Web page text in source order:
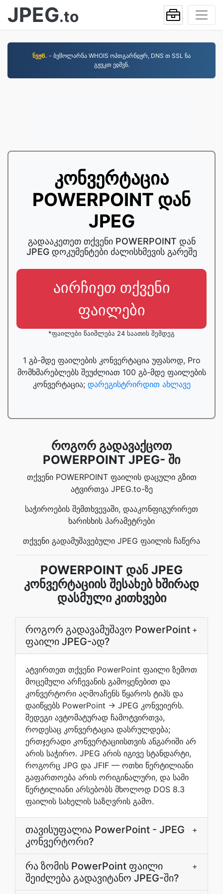
JPEG.to
ნვჟ6. - ბვჱოლარნა WHOIS ოპთგარნჲჟრ, DNS თ SSL ნა
გჟვკთ ეჲმვნ.
კონვერტაცია
POWERPOINT დან
JPEG
გადააკეთეთ თქვენი POWERPOINT დან
JPEG დოკუმენტები ძალისხმევის გარეშე
აირჩიეთ თქვენი
ფაილები
*ფაილები წაიშლება 24 საათის შემდეგ
1 გბ-მდე ფაილების კონვერტაცია უფასოდ, Pro
მომხმარებლებს შეუძლიათ 100 გბ-მდე ფაილების
კონვერტაცია; დარეგისტრირდით ახლავე
როგორ გადავაქცოთ
POWERPOINT JPEG- ში
თქვენი POWERPOINT ფაილის დაცული გზით
ატვირთვა JPEG.to-ზე
საჭიროების შემთხვევაში, დააკონფიგურირეთ
ხარისხის პარამეტრები
თქვენი გადამუშავებული JPEG ფაილის ჩაწერა
POWERPOINT დან JPEG
კონვერტაციის შესახებ ხშირად
დასმული კითხვები
როგორ გადავამუშავო PowerPoint
ფაილი JPEG-ად?
+
ატვირთეთ თქვენი PowerPoint ფაილი ზემოთ
მოცემული არჩევანის გამოყენებით და
კონვერტორი აღმოაჩენს წყაროს ტიპს და
დაიწყებს PowerPoint → JPEG კონვეიერს.
შედეგი ავტომატურად ჩამოტვირთვა,
როდესაც კონვერტაცია დასრულდება;
ერთჯერადი კონვერტაციისთვის ანგარიში არ
არის საჭირო. JPEG არის იგივე სტანდარტი,
როგორც JPG და JFIF — ოთხი წერტილიანი
გაფართოება არის ორიგინალური, და სამი
წერტილიანი არსებობს მხოლოდ DOS 8.3
ფაილის სახელის საზღვრის გამო.
თავისუფალია PowerPoint - JPEG
კონვერტორი?
+
რა ზომის PowerPoint ფაილი
შეიძლება გადავიტანო JPEG-ში?
+